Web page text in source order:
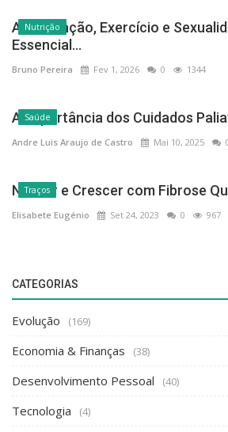
Nutrição
Alimentação, Exercício e
Essencial...
Bruno Pereira Fev 1, 2026 0 1344
Saúde
A Importância dos Cuidados
Andre Luis Araujo de Castro Mai 10, 2025
Traços
Nascer e Crescer com Fibrose
Elisabete Eugénio Set 24, 2023 0 967
CATEGORIAS
Evolução (169)
Economia & Finanças (38)
Desenvolvimento Pessoal (40)
Tecnologia (4)